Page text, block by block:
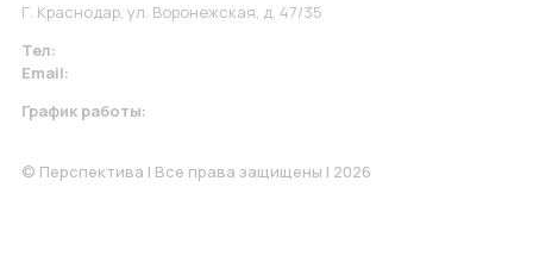
Г. Краснодар, ул. Воронежская, д. 47/35
Тел:
Email:
График работы:
© Перспектива | Все права защищены | 2026